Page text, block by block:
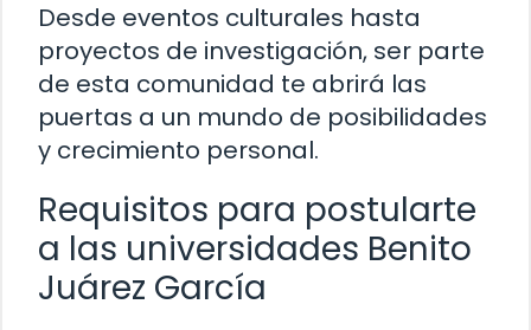
Desde eventos culturales hasta
proyectos de investigación, ser parte
de esta comunidad te abrirá las
puertas a un mundo de posibilidades
y crecimiento personal.
Requisitos para postularte
a las universidades Benito
Juárez García